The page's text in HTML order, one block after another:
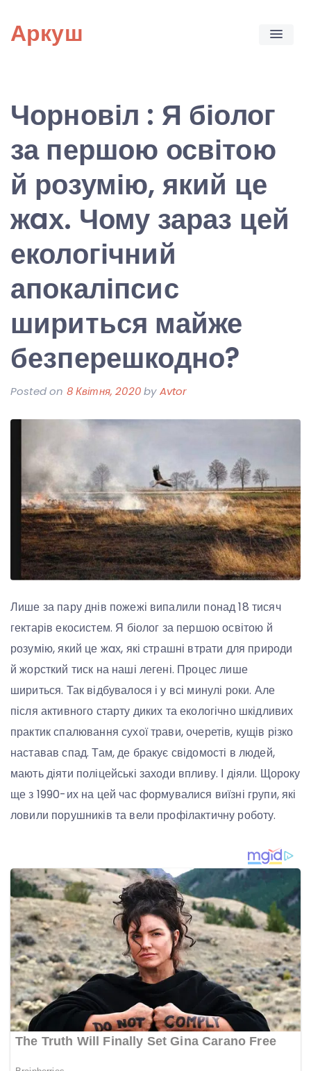
content
Аркуш
Чорновіл : Я біолог
за першою освітою
й розумію, який це
жaх. Чому зараз цей
екологічний
апокаліпсис
шириться майже
безперешкодно?
Posted on 8 Квітня, 2020byAvtor
Лише за пару днів пожежі випалили понад 18 тисяч
гектарів екосистем. Я біолог за першою освітою й
розумію, який це жaх, які страшні втрати для природи
й жорсткий тиск на наші легені. Процес лише
шириться. Так відбувалося і у всі минулі роки. Але
після активного старту диких та екологічно шкідливих
практик спалювання сухої трави, очеретів, кущів різко
наставав спад. Там, де бракує свідомості в людей,
мають діяти поліцейські заходи впливу. І діяли. Щороку
ще з 1990-их на цей час формувалися виїзні групи, які
ловили порушників та вели профілактичну роботу.